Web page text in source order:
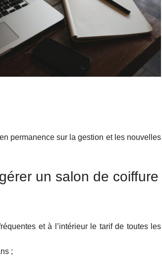
permanence sur la gestion et les nouvelles
un salon de coiffure
et à l’intérieur le tarif de toutes les
;